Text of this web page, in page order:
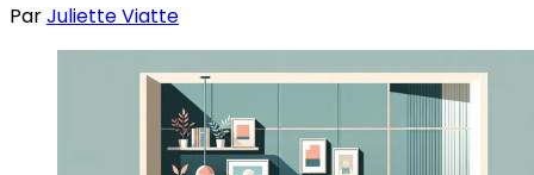
ParJuliette Viatte